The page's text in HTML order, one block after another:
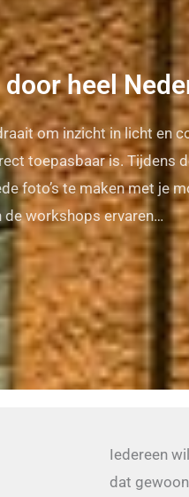
heel
om inzicht in licht en
toepasbaar is. Tijdens
foto’s te maken met je
de workshops ervaren…
Iedereen wil
dat